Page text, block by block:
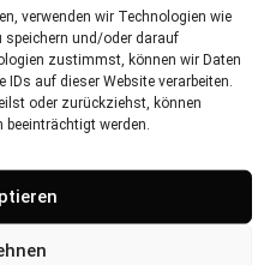
verwenden wir Technologien wie
speichern und/oder darauf
zustimmst, können wir Daten
auf dieser Website verarbeiten.
oder zurückziehst, können
werden.
gemeinnützige
über Spenden